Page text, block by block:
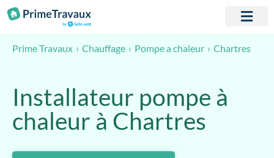
Passer au contenu
Prime Travaux Chauffage Pompe a chaleur Chartres
Installateur pompe à
chaleur à Chartres